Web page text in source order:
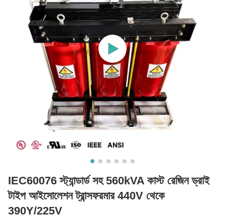
IEC60076 স্ট্যান্ডার্ড সহ 560kVA কাস্ট রেজিন ড্রাই
টাইপ আইসোলেশন ট্রান্সফরমার 440V থেকে
390Y/225V